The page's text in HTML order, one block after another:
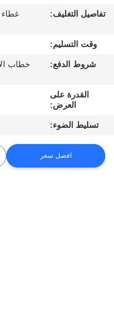
اتصل
أخبار
نتحدث
خريطة
الموقع
تفاصيل التغليف:
وقت التسليم:
شروط الدفع:
القدرة على
العرض:
تسليط الضوء:
افضل سعر